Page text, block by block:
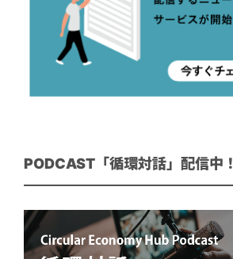
PODCAST「循環対話」配信中！